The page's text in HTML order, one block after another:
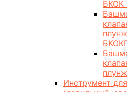
БКОК
Инструмент